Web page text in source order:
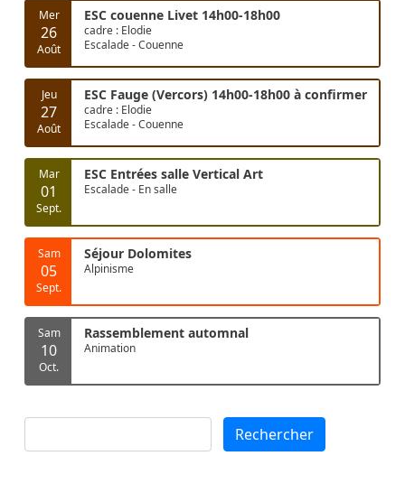
Mer
26
Août
ESC couenne Livet 14h00-18h00
cadre : Elodie
Escalade - Couenne
Jeu
27
Août
ESC Fauge (Vercors) 14h00-18h00 à confirmer
cadre : Elodie
Escalade - Couenne
Mar
01
Sept.
ESC Entrées salle Vertical Art
Escalade - En salle
Sam
05
Sept.
Séjour Dolomites
Alpinisme
Sam
10
Oct.
Rassemblement automnal
Animation
Rechercher Rechercher